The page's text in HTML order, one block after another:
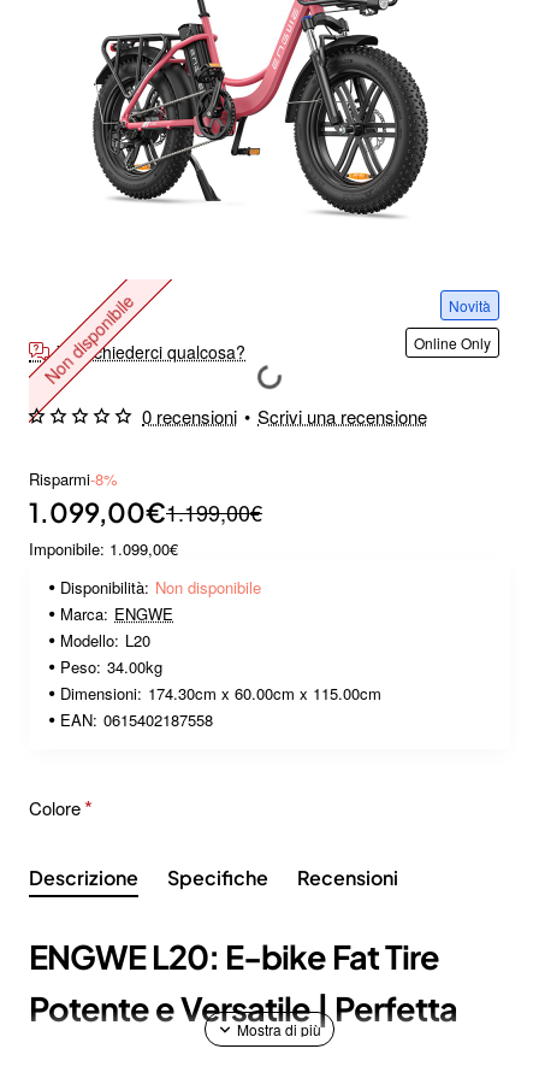
Novità
Online Only
Non disponibile
Vuoi chiederci qualcosa?
0 recensioni • Scrivi una recensione
Risparmi-8%
1.099,00€1.199,00€
Imponibile: 1.099,00€
Disponibilità: Non disponibile
Marca: ENGWE
Modello: L20
Peso: 34.00kg
Dimensioni: 174.30cm x 60.00cm x 115.00cm
EAN: 0615402187558
Colore
Descrizione Specifiche Recensioni
ENGWE L20: E-bike Fat Tire
Potente e Versatile | Perfetta
per Ogni Terreno